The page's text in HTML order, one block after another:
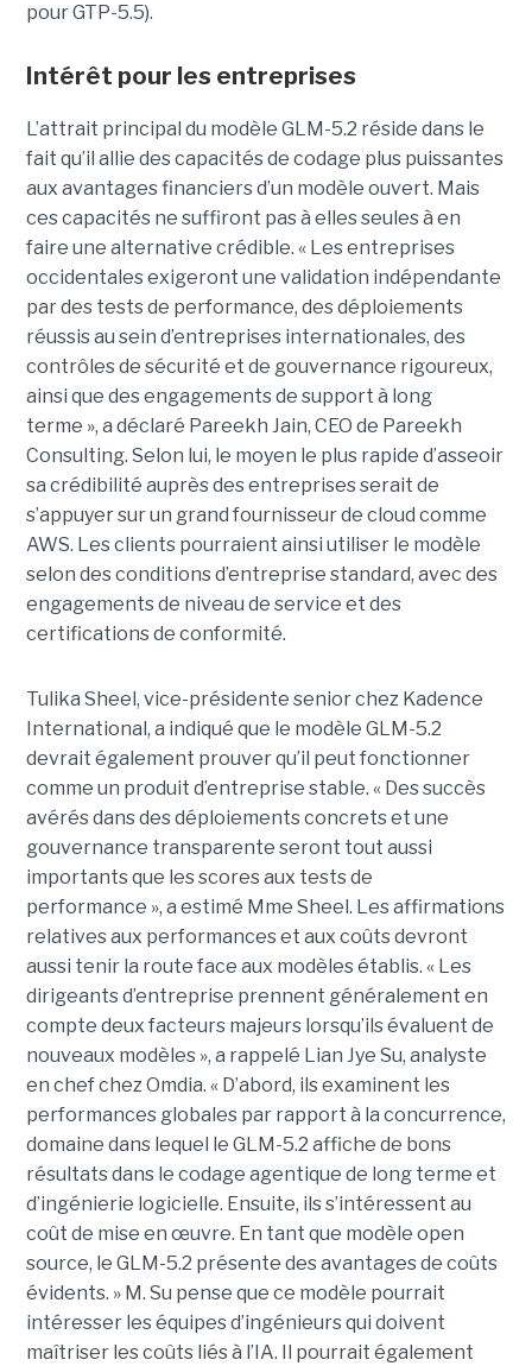
pour GTP-5.5).
Intérêt pour les entreprises
L’attrait principal du modèle GLM-5.2 réside dans le
fait qu’il allie des capacités de codage plus puissantes
aux avantages financiers d’un modèle ouvert. Mais
ces capacités ne suffiront pas à elles seules à en
faire une alternative crédible. « Les entreprises
occidentales exigeront une validation indépendante
par des tests de performance, des déploiements
réussis au sein d’entreprises internationales, des
contrôles de sécurité et de gouvernance rigoureux,
ainsi que des engagements de support à long
terme », a déclaré Pareekh Jain, CEO de Pareekh
Consulting. Selon lui, le moyen le plus rapide d’asseoir
sa crédibilité auprès des entreprises serait de
s’appuyer sur un grand fournisseur de cloud comme
AWS. Les clients pourraient ainsi utiliser le modèle
selon des conditions d’entreprise standard, avec des
engagements de niveau de service et des
certifications de conformité.
Tulika Sheel, vice-présidente senior chez Kadence
International, a indiqué que le modèle GLM-5.2
devrait également prouver qu’il peut fonctionner
comme un produit d’entreprise stable. « Des succès
avérés dans des déploiements concrets et une
gouvernance transparente seront tout aussi
importants que les scores aux tests de
performance », a estimé Mme Sheel. Les affirmations
relatives aux performances et aux coûts devront
aussi tenir la route face aux modèles établis. « Les
dirigeants d’entreprise prennent généralement en
compte deux facteurs majeurs lorsqu’ils évaluent de
nouveaux modèles », a rappelé Lian Jye Su, analyste
en chef chez Omdia. « D’abord, ils examinent les
performances globales par rapport à la concurrence,
domaine dans lequel le GLM-5.2 affiche de bons
résultats dans le codage agentique de long terme et
d’ingénierie logicielle. Ensuite, ils s’intéressent au
coût de mise en œuvre. En tant que modèle open
source, le GLM-5.2 présente des avantages de coûts
évidents. » M. Su pense que ce modèle pourrait
intéresser les équipes d’ingénieurs qui doivent
maîtriser les coûts liés à l’IA. Il pourrait également